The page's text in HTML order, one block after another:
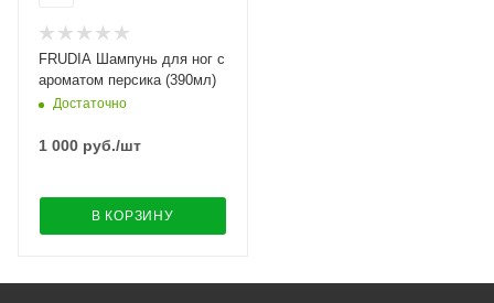
FRUDIA Шампунь для ног с
ароматом персика (390мл)
Достаточно
1 000 руб./шт
В КОРЗИНУ